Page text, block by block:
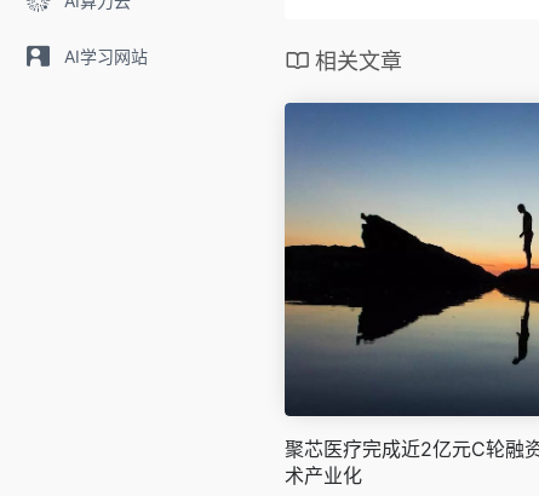
AI学习网站 相关文章
聚芯医疗完成近2亿元C轮融
术产业化